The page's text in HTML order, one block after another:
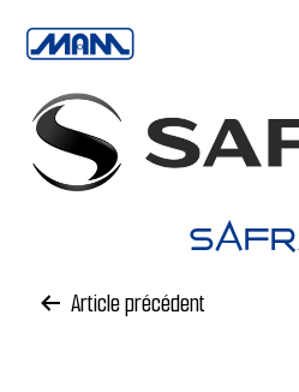
contenu
Article précédent